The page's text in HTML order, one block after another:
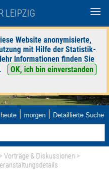
LEIPZIG
Website anonymisierte,
mit Hilfe der Statistik-
Informationen finden Sie
.
OK, ich bin einverstanden
heute | morgen | Detaillierte Suche
>Vorträge & Diskussionen >